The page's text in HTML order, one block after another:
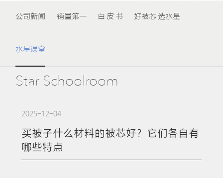
公司新闻 销量第一 白 皮 书 好被芯 选水星
水星课堂
Star Schoolroom
2025-12-04
买被子什么材料的被芯好？它们各自有
哪些特点